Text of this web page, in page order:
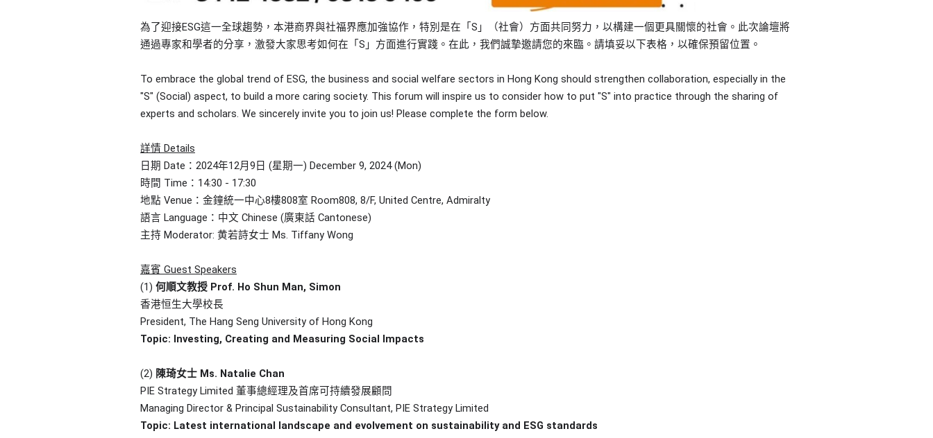
為了迎接ESG這一全球趨勢，本港商界與社福界應加強協作，特別是在「S」（社會）方面共同努力，以構建一個更具關懷的社會。此次論壇將
通過專家和學者的分享，激發大家思考如何在「S」方面進行實踐。在此，我們誠摯邀請您的來臨。請填妥以下表格，以確保預留位置。
To embrace the global trend of ESG, the business and social welfare sectors in Hong Kong should strengthen collaboration, especially in the
"S" (Social) aspect, to build a more caring society. This forum will inspire us to consider how to put "S" into practice through the sharing of
experts and scholars. We sincerely invite you to join us! Please complete the form below.
詳情 Details
日期 Date：2024年12月9日 (星期一) December 9, 2024 (Mon)
時間 Time：14:30 - 17:30
地點 Venue：金鐘統一中心8樓808室 Room808, 8/F, United Centre, Admiralty
語言 Language：中文 Chinese (廣東話 Cantonese)
主持 Moderator: 黄若詩女士 Ms. Tiffany Wong
嘉賓 Guest Speakers
(1) 何順文教授 Prof. Ho Shun Man, Simon
香港恒生大學校長
President, The Hang Seng University of Hong Kong
Topic: Investing, Creating and Measuring Social Impacts
(2) 陳琦女士 Ms. Natalie Chan
PIE Strategy Limited 董事總經理及首席可持續發展顧問
Managing Director & Principal Sustainability Consultant, PIE Strategy Limited
Topic: Latest international landscape and evolvement on sustainability and ESG standards